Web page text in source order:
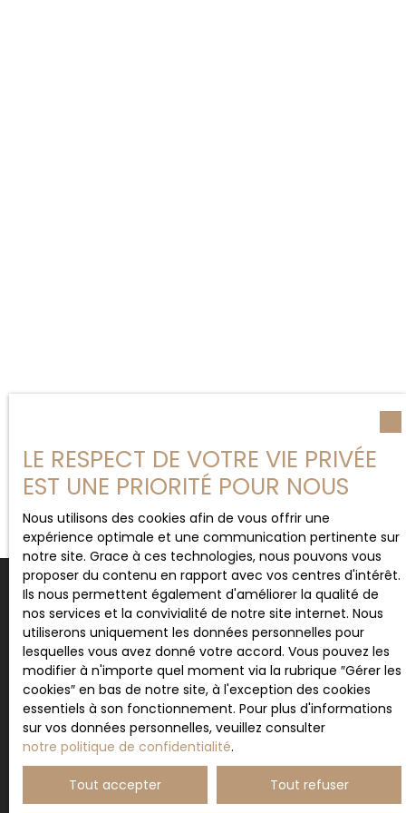
Nous valorisons votre bien
grâce à des services de
qualité
LE RESPECT DE VOTRE VIE PRIVÉE
EST UNE PRIORITÉ POUR NOUS
Nous utilisons des cookies afin de vous offrir une
expérience optimale et une communication pertinente sur
notre site. Grace à ces technologies, nous pouvons vous
proposer du contenu en rapport avec vos centres d'intérêt.
Ils nous permettent également d'améliorer la qualité de
nos services et la convivialité de notre site internet. Nous
utiliserons uniquement les données personnelles pour
lesquelles vous avez donné votre accord. Vous pouvez les
modifier à n'importe quel moment via la rubrique ″Gérer les
cookies″ en bas de notre site, à l'exception des cookies
essentiels à son fonctionnement. Pour plus d'informations
sur vos données personnelles, veuillez consulter
notre politique de confidentialité.
Tout accepter Tout refuser